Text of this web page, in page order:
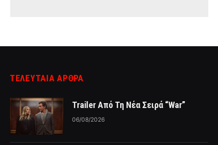
ΤΕΛΕΥΤΑΙΑ ΑΡΘΡΑ
Trailer Από Τη Νέα Σειρά “War”
06/08/2026